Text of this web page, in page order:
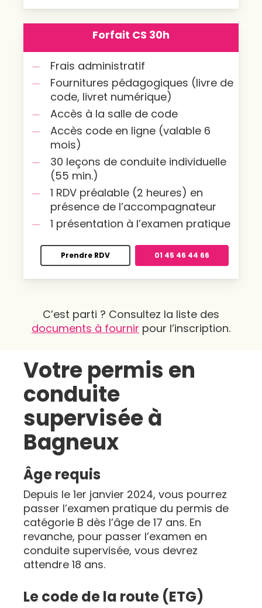
Forfait CS 30h
Frais administratif
Fournitures pédagogiques (livre de
code, livret numérique)
Accès à la salle de code
Accès code en ligne (valable 6
mois)
30 leçons de conduite individuelle
(55 min.)
1 RDV préalable (2 heures) en
présence de l’accompagnateur
1 présentation à l’examen pratique
Prendre RDV 01 45 46 44 66
C’est parti ? Consultez la liste des
documents à fournir pour l’inscription.
Votre permis en
conduite
supervisée à
Bagneux
Âge requis
Depuis le 1er janvier 2024, vous pourrez
passer l’examen pratique du permis de
catégorie B dès l’âge de 17 ans. En
revanche, pour passer l’examen en
conduite supervisée, vous devrez
attendre 18 ans.
Le code de la route (ETG)